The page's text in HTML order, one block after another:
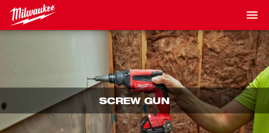
SCREW GUN